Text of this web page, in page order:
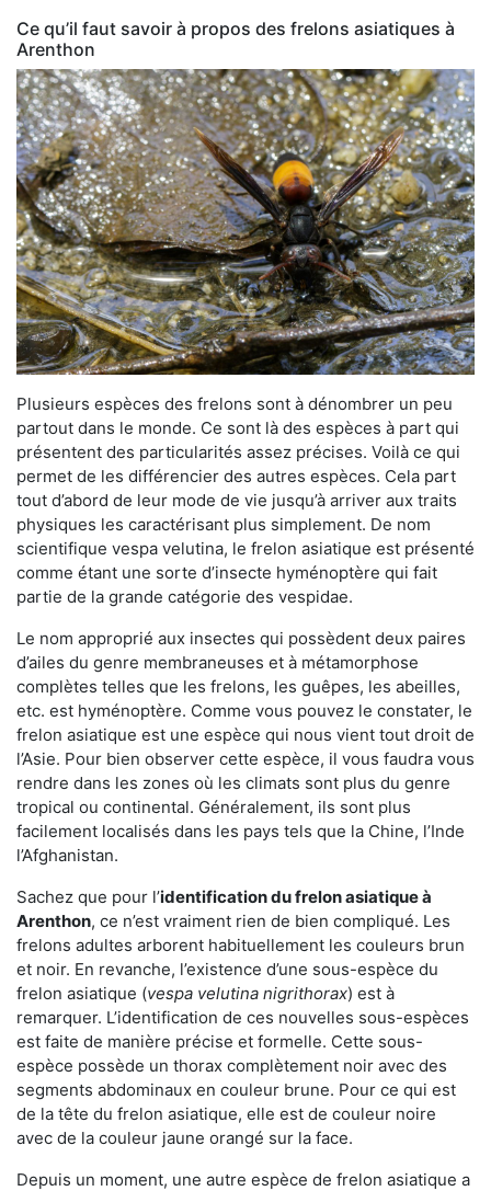
Ce qu’il faut savoir à propos des frelons asiatiques à
Arenthon
Plusieurs espèces des frelons sont à dénombrer un peu
partout dans le monde. Ce sont là des espèces à part qui
présentent des particularités assez précises. Voilà ce qui
permet de les différencier des autres espèces. Cela part
tout d’abord de leur mode de vie jusqu’à arriver aux traits
physiques les caractérisant plus simplement. De nom
scientifique vespa velutina, le frelon asiatique est présenté
comme étant une sorte d’insecte hyménoptère qui fait
partie de la grande catégorie des vespidae.
Le nom approprié aux insectes qui possèdent deux paires
d’ailes du genre membraneuses et à métamorphose
complètes telles que les frelons, les guêpes, les abeilles,
etc. est hyménoptère. Comme vous pouvez le constater, le
frelon asiatique est une espèce qui nous vient tout droit de
l’Asie. Pour bien observer cette espèce, il vous faudra vous
rendre dans les zones où les climats sont plus du genre
tropical ou continental. Généralement, ils sont plus
facilement localisés dans les pays tels que la Chine, l’Inde
l’Afghanistan.
Sachez que pour l’identification du frelon asiatiqueà
Arenthon, ce n’est vraiment rien de bien compliqué. Les
frelons adultes arborent habituellement les couleurs brun
et noir. En revanche, l’existence d’une sous-espèce du
frelon asiatique (vespa velutina nigrithorax) est à
remarquer. L’identification de ces nouvelles sous-espèces
est faite de manière précise et formelle. Cette sous-
espèce possède un thorax complètement noir avec des
segments abdominaux en couleur brune. Pour ce qui est
de la tête du frelon asiatique, elle est de couleur noire
avec de la couleur jaune orangé sur la face.
Depuis un moment, une autre espèce de frelon asiatique a